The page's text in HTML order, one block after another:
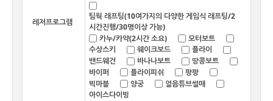
레저프로그램
팀웍 래프팅(10여가지의 다양한 게임식 래프팅/2
시간진행/30명이상 가능)
카누/카약(2시간 소요)
모터보트
수상스키
웨이크보드
플라이
밴드웨건
바나나보트
땅콩보트
바이퍼
플라이피쉬
팡팡
빅마블
양궁
얼음튜브썰매
아이스다이빙